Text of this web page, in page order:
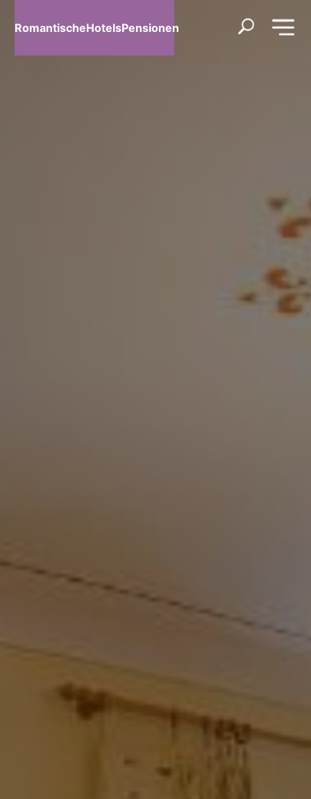
RomantischeHotelsPensionen